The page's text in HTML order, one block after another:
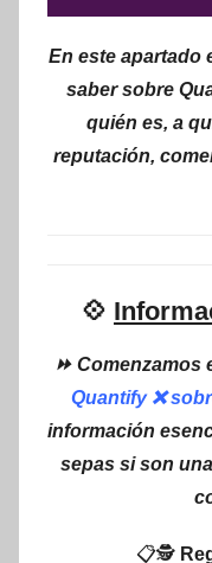
En este apartado
saber sobre
quién es, a
reputación,
💠
⏩ Comenzamos
Quantify ❌
información
sepas si son
📋🕵